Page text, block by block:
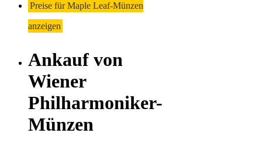
Preise für Maple Leaf-Münzen
anzeigen
Ankauf von
Wiener
Philharmoniker-
Münzen